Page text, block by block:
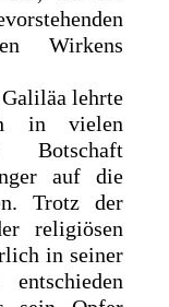
Wirkens
lehrte
in vielen
Botschaft
auf die
Trotz der
religiösen
in seiner